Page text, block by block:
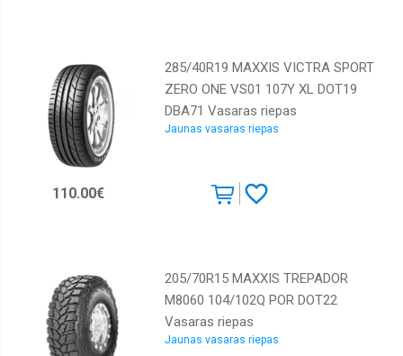
285/40R19 MAXXIS VICTRA SPORT
ZERO ONE VS01 107Y XL DOT19
DBA71 Vasaras riepas
Jaunas vasaras riepas
110.00€
205/70R15 MAXXIS TREPADOR
M8060 104/102Q POR DOT22
Vasaras riepas
Jaunas vasaras riepas